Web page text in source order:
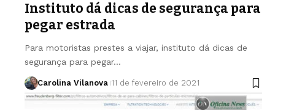
Instituto dá dicas de segurança para
pegar estrada
Para motoristas prestes a viajar, instituto dá dicas de
segurança para pegar…
Carolina Vilanova 11 de fevereiro de 2021